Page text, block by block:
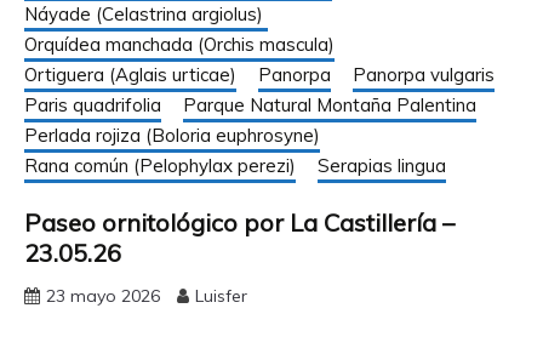
Náyade (Celastrina argiolus)
Orquídea manchada (Orchis mascula)
Ortiguera (Aglais urticae)
Panorpa
Panorpa vulgaris
Paris quadrifolia
Parque Natural Montaña Palentina
Perlada rojiza (Boloria euphrosyne)
Rana común (Pelophylax perezi)
Serapias lingua
Paseo ornitológico por La Castillería –
23.05.26
23 mayo 2026 Luisfer